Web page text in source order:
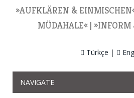
»AUFKLÄREN &
MÜDAHALE« | »INFORM
Türkçe |
NAVIGATE